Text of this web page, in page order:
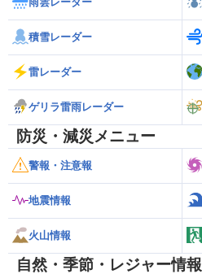
積雪レーダー
雷レーダー
ゲリラ雷雨レーダー
防災・減災メニュー
警報・注意報
地震情報
火山情報
自然・季節・レジャー情報